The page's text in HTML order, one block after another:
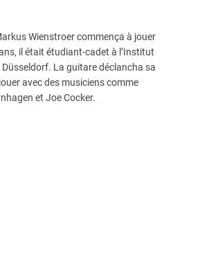
Wienstroer commença à jouer
il était étudiant-cadet à l’Institut
La guitare déclancha sa
avec des musiciens comme
et Joe Cocker.